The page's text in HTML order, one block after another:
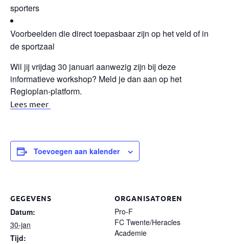
sporters
Voorbeelden die direct toepasbaar zijn op het veld of in
de sportzaal
Wil jij vrijdag 30 januari aanwezig zijn bij deze
informatieve workshop? Meld je dan aan op het
Regioplan-platform.
Lees meer
Toevoegen aan kalender
GEGEVENS
Datum:
30-jan
Tijd:
ORGANISATOREN
Pro-F
FC Twente/Heracles
Academie